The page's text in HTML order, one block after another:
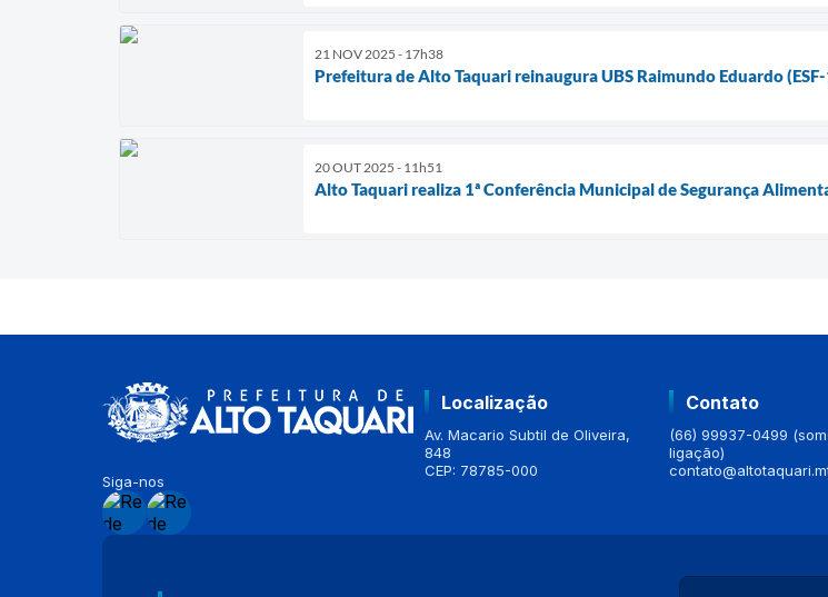
21 NOV 2025 - 17h38
Prefeitura de Alto Taquari reinaugura UBS Raimundo Eduardo
20 OUT 2025 - 11h51
Alto Taquari realiza 1ª Conferência Municipal de Segurança
Siga-nos
Localização
Av. Macario Subtil de Oliveira,
848
CEP: 78785-000
Contato
(66) 99937-0499
ligação)